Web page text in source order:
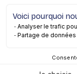
Mentions légales
Voici pourquoi
Analyser le trafic
Partage de